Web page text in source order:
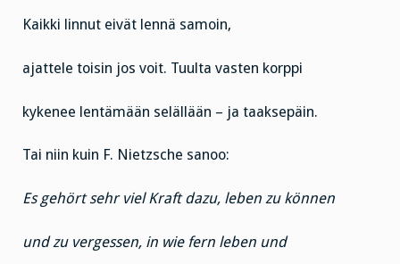
Kaikki linnut eivät lennä samoin,
ajattele toisin jos voit. Tuulta vasten korppi
kykenee lentämään selällään – ja taaksepäin.
Tai niin kuin F. Nietzsche sanoo:
Es gehört sehr viel Kraft dazu, leben zu können
und zu vergessen, in wie fern leben und